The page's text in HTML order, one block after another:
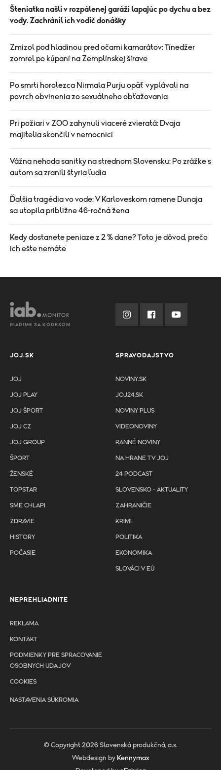
Šteniatka našli v rozpálenej garáži lapajúc po dychu a bez
vody. Zachránil ich vodič donášky
Zmizol pod hladinou pred očami kamarátov: Tínedžer
zomrel po kúpaní na Zemplínskej šírave
Po smrti horolezca Nirmala Purju opäť vyplávali na
povrch obvinenia zo sexuálneho obťažovania
Pri požiari v ZOO zahynuli viaceré zvieratá: Dvaja
majitelia skončili v nemocnici
Vážna nehoda sanitky na strednom Slovensku: Po zrážke s
autom sa zranili štyria ľudia
Ďalšia tragédia vo vode: V Karloveskom ramene Dunaja
sa utopila približne 46-ročná žena
Kedy dostanete peniaze z 2 % dane? Toto je dôvod, prečo
ich ešte nemáte
RIADIME SA KÓDEXOM
JOJ.SK
JOJ
JOJ PLAY
JOJ ŠPORT
JOJ CZ
JOJ GROUP
ŠPORT
ŽENSKÉ
TOPSTAR
SME CHLAPI
ZDRAVIE
HISTORY
POČASIE
SPRAVODAJSTVO
NOVINY.SK
JOJ24.SK
NOVINY PLUS
VIDEONOVINY
RANNÉ NOVINY
NA HRANE TV JOJ
24 PODCAST
SLOVENSKO - AKTUALITY
ZAHRANIČIE
KRIMI
POLITIKA
EKONOMIKA
SLOVÁCI V EÚ
NEPREHLIADNITE
REKLAMA
KONTAKT
PODMIENKY PRE SPRACOVANIE
OSOBNYCH UDAJOV
COOKIES
NASTAVENIA SÚKROMIA
© Copyright 2026 Slovenská produkčná, a.s.
Webdesign by Kennymax